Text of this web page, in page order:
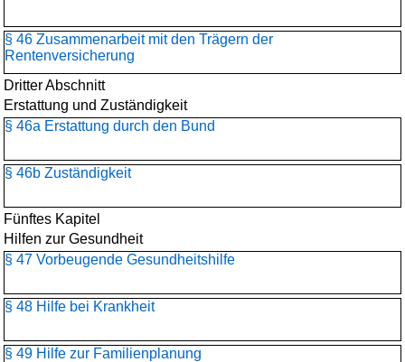
§ 46 Zusammenarbeit mit den Trägern der
Rentenversicherung
Dritter Abschnitt
Erstattung und Zuständigkeit
§ 46a Erstattung durch den Bund
§ 46b Zuständigkeit
Fünftes Kapitel
Hilfen zur Gesundheit
§ 47 Vorbeugende Gesundheitshilfe
§ 48 Hilfe bei Krankheit
§ 49 Hilfe zur Familienplanung